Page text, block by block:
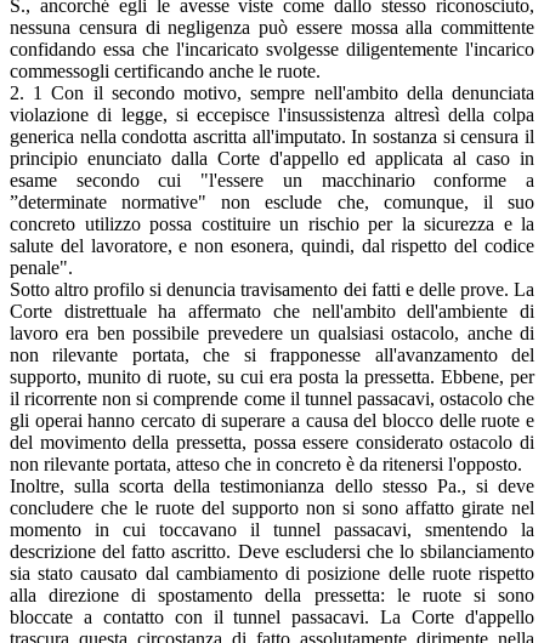
S., ancorché egli le avesse viste come dallo stesso riconosciuto,
nessuna censura di negligenza può essere mossa alla committente
confidando essa che l'incaricato svolgesse diligentemente l'incarico
commessogli certificando anche le ruote.
2. 1 Con il secondo motivo, sempre nell'ambito della denunciata
violazione di legge, si eccepisce l'insussistenza altresì della colpa
generica nella condotta ascritta all'imputato. In sostanza si censura il
principio enunciato dalla Corte d'appello ed applicata al caso in
esame secondo cui "l'essere un macchinario conforme a
”determinate normative" non esclude che, comunque, il suo
concreto utilizzo possa costituire un rischio per la sicurezza e la
salute del lavoratore, e non esonera, quindi, dal rispetto del codice
penale".
Sotto altro profilo si denuncia travisamento dei fatti e delle prove. La
Corte distrettuale ha affermato che nell'ambito dell'ambiente di
lavoro era ben possibile prevedere un qualsiasi ostacolo, anche di
non rilevante portata, che si frapponesse all'avanzamento del
supporto, munito di ruote, su cui era posta la pressetta. Ebbene, per
il ricorrente non si comprende come il tunnel passacavi, ostacolo che
gli operai hanno cercato di superare a causa del blocco delle ruote e
del movimento della pressetta, possa essere considerato ostacolo di
non rilevante portata, atteso che in concreto è da ritenersi l'opposto.
Inoltre, sulla scorta della testimonianza dello stesso Pa., si deve
concludere che le ruote del supporto non si sono affatto girate nel
momento in cui toccavano il tunnel passacavi, smentendo la
descrizione del fatto ascritto. Deve escludersi che lo sbilanciamento
sia stato causato dal cambiamento di posizione delle ruote rispetto
alla direzione di spostamento della pressetta: le ruote si sono
bloccate a contatto con il tunnel passacavi. La Corte d'appello
trascura questa circostanza di fatto assolutamente dirimente nella